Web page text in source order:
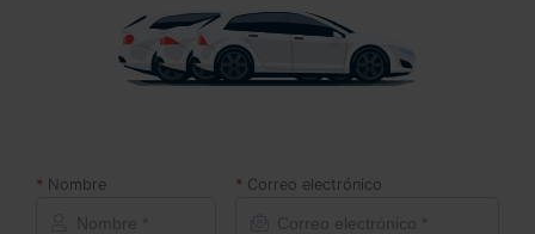
Nombre Correo electrónico